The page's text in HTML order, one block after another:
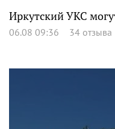
Иркутский УКС
06.08 09:36 34 отзыва